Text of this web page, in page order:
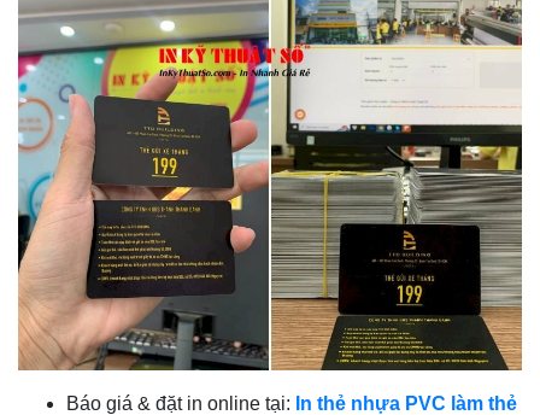
Báo giá & đặt in online tại: In thẻ nhựa PVC làm thẻ